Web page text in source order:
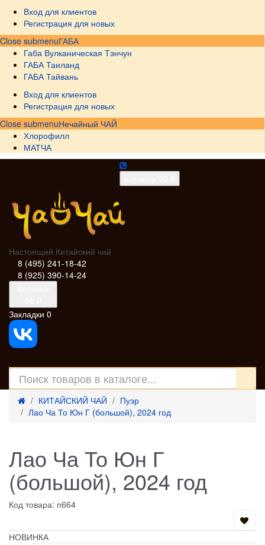
Вход для клиентов
Регистрация для новых
Close submenuГАБА
Габа Вулканическая Тэнчун
ГАБА Таиланд
ГАБА Тайвань
Вход для клиентов
Регистрация для новых
Close submenuНечайный ЧАЙ
Хлорофилл
МАТЧА
Настоящий Китайский чай
8 (495) 241-18-42
8 (925) 390-14-24
Закладки 0
КИТАЙСКИЙ ЧАЙ
Пуэр
Лао Ча То Юн Г (большой), 2024 год
Лао Ча То Юн Г
(большой), 2024 год
Код товара: п664
НОВИНКА